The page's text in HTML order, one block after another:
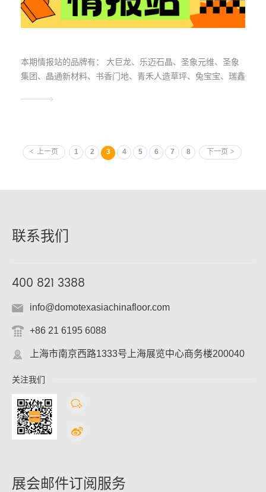
本期情报站的品牌有： 大巨龙、乐迈石晶、圣象元维、圣象
集团、晶通新材料、书香门地、青禾人造草坪、兔宝宝、瑞鑫
上一页 1 2 3 4 5 6 7 8 下一页
联系我们
400 821 3388
info@domotexasiachinafloor.com
+86 21 6195 6088
上海市南京西路1333号上海展览中心商务楼200040
关注我们
展会邮件订阅服务